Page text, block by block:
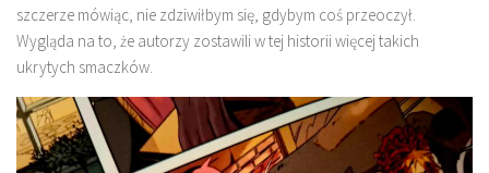
szczerze mówiąc, nie zdziwiłbym się, gdybym coś przeoczył.
Wygląda na to, że autorzy zostawili w tej historii więcej takich
ukrytych smaczków.